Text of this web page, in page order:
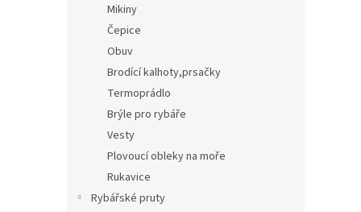
Mikiny
Čepice
Obuv
Brodící kalhoty,prsačky
Termoprádlo
Brýle pro rybáře
Vesty
Plovoucí obleky na moře
Rukavice
Rybářské pruty